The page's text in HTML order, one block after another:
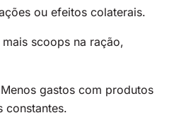
ou efeitos colaterais.
mais scoops na ração,
Menos gastos com produtos
constantes.